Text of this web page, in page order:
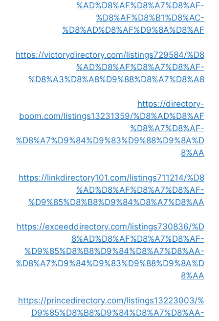
%AD%D8%AF%D8%A7%D8%AF-
%D8%AF%D8%B1%D8%AC-
%D8%AD%D8%AF%D9%8A%D8%AF
https://victorydirectory.com/listings729584/%D8
%AD%D8%AF%D8%A7%D8%AF-
%D8%A3%D8%A8%D9%88%D8%A7%D8%A8
https://directory-
boom.com/listings13231359/%D8%AD%D8%AF
%D8%A7%D8%AF-
%D8%A7%D9%84%D9%83%D9%88%D9%8A%D
8%AA
https://linkdirectory101.com/listings711214/%D8
%AD%D8%AF%D8%A7%D8%AF-
%D9%85%D8%B8%D9%84%D8%A7%D8%AA
https://exceeddirectory.com/listings730836/%D
8%AD%D8%AF%D8%A7%D8%AF-
%D9%85%D8%B8%D9%84%D8%A7%D8%AA-
%D8%A7%D9%84%D9%83%D9%88%D9%8A%D
8%AA
https://princedirectory.com/listings13223003/%
D9%85%D8%B8%D9%84%D8%A7%D8%AA-